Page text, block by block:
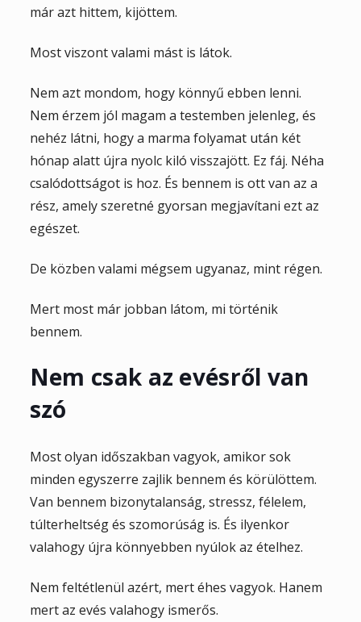
már azt hittem, kijöttem.
Most viszont valami mást is látok.
Nem azt mondom, hogy könnyű ebben lenni.
Nem érzem jól magam a testemben jelenleg, és
nehéz látni, hogy a marma folyamat után két
hónap alatt újra nyolc kiló visszajött. Ez fáj. Néha
csalódottságot is hoz. És bennem is ott van az a
rész, amely szeretné gyorsan megjavítani ezt az
egészet.
De közben valami mégsem ugyanaz, mint régen.
Mert most már jobban látom, mi történik
bennem.
Nem csak az evésről van
szó
Most olyan időszakban vagyok, amikor sok
minden egyszerre zajlik bennem és körülöttem.
Van bennem bizonytalanság, stressz, félelem,
túlterheltség és szomorúság is. És ilyenkor
valahogy újra könnyebben nyúlok az ételhez.
Nem feltétlenül azért, mert éhes vagyok. Hanem
mert az evés valahogy ismerős.